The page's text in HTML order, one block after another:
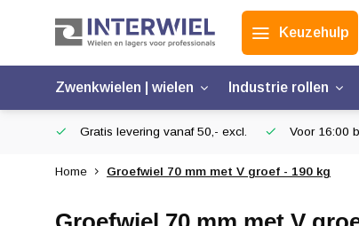
Keuzehulp
Zwenkwielen | wielen Industrie rollen
Gratis levering vanaf 50,- excl. Voor 16:00
Home Groefwiel 70 mm met V groef - 190 kg